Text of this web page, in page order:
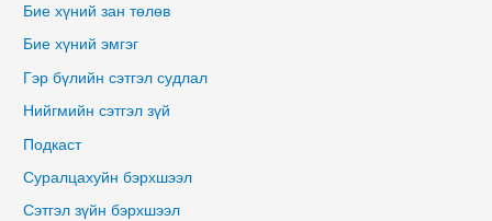
Бие хүний зан төлөв
Бие хүний эмгэг
Гэр бүлийн сэтгэл судлал
Нийгмийн сэтгэл зүй
Подкаст
Суралцахуйн бэрхшээл
Сэтгэл зүйн бэрхшээл